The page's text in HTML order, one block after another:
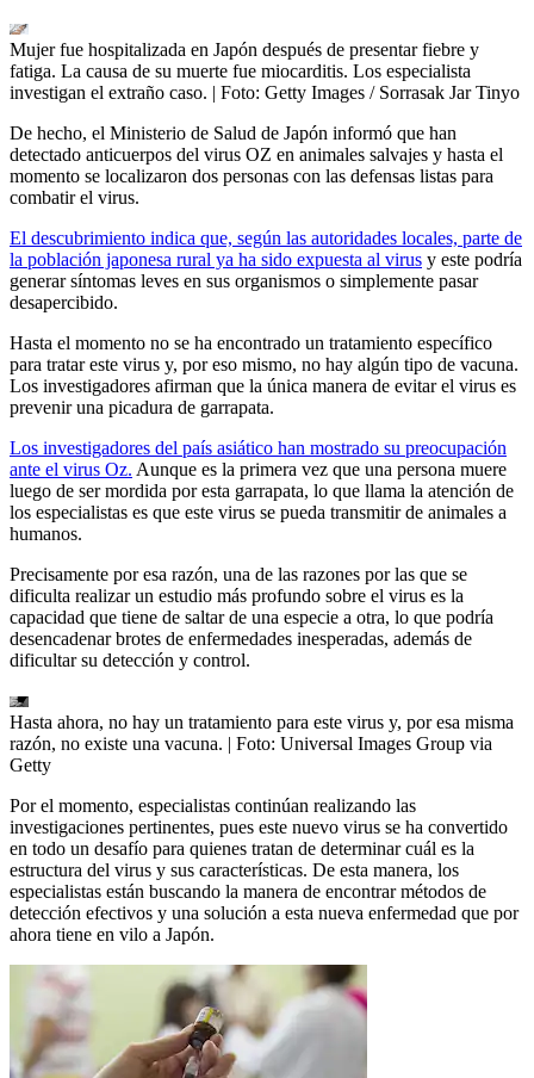
Mujer fue hospitalizada en Japón después de presentar fiebre y
fatiga. La causa de su muerte fue miocarditis. Los especialista
investigan el extraño caso. | Foto: Getty Images / Sorrasak Jar Tinyo
De hecho, el Ministerio de Salud de Japón informó que han
detectado anticuerpos del virus OZ en animales salvajes y hasta el
momento se localizaron dos personas con las defensas listas para
combatir el virus.
El descubrimiento indica que, según las autoridades locales, parte de
la población japonesa rural ya ha sido expuesta al virus y este podría
generar síntomas leves en sus organismos o simplemente pasar
desapercibido.
Hasta el momento no se ha encontrado un tratamiento específico
para tratar este virus y, por eso mismo, no hay algún tipo de vacuna.
Los investigadores afirman que la única manera de evitar el virus es
prevenir una picadura de garrapata.
Los investigadores del país asiático han mostrado su preocupación
ante el virus Oz. Aunque es la primera vez que una persona muere
luego de ser mordida por esta garrapata, lo que llama la atención de
los especialistas es que este virus se pueda transmitir de animales a
humanos.
Precisamente por esa razón, una de las razones por las que se
dificulta realizar un estudio más profundo sobre el virus es la
capacidad que tiene de saltar de una especie a otra, lo que podría
desencadenar brotes de enfermedades inesperadas, además de
dificultar su detección y control.
Hasta ahora, no hay un tratamiento para este virus y, por esa misma
razón, no existe una vacuna. | Foto: Universal Images Group via
Getty
Por el momento, especialistas continúan realizando las
investigaciones pertinentes, pues este nuevo virus se ha convertido
en todo un desafío para quienes tratan de determinar cuál es la
estructura del virus y sus características. De esta manera, los
especialistas están buscando la manera de encontrar métodos de
detección efectivos y una solución a esta nueva enfermedad que por
ahora tiene en vilo a Japón.